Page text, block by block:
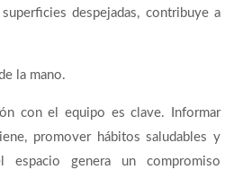
despejadas, contribuye a
la mano.
con el equipo es clave. Informar
promover hábitos saludables y
espacio genera un compromiso